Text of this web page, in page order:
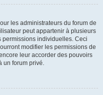
les administrateurs du forum de
peut appartenir à plusieurs
individuelles. Ceci
modifier les permissions de
leur accorder des pouvoirs
un forum privé.